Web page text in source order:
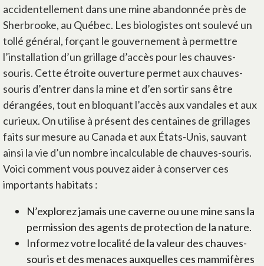
accidentellement dans une mine abandonnée près de
Sherbrooke, au Québec. Les biologistes ont soulevé un
tollé général, forçant le gouvernement à permettre
l’installation d’un grillage d’accès pour les chauves-
souris. Cette étroite ouverture permet aux chauves-
souris d’entrer dans la mine et d’en sortir sans être
dérangées, tout en bloquant l’accès aux vandales et aux
curieux. On utilise à présent des centaines de grillages
faits sur mesure au Canada et aux États-Unis, sauvant
ainsi la vie d’un nombre incalculable de chauves-souris.
Voici comment vous pouvez aider à conserver ces
importants habitats :
N’explorez jamais une caverne ou une mine sans la
permission des agents de protection de la nature.
Informez votre localité de la valeur des chauves-
souris et des menaces auxquelles ces mammifères